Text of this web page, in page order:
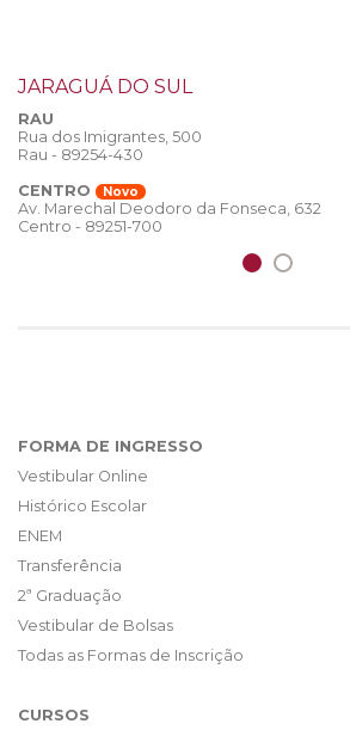
JARAGUÁ DO SUL
RAU
Rua dos Imigrantes, 500
Rau - 89254-430
CENTRO
Novo
Av. Marechal Deodoro da Fonseca, 632
Centro - 89251-700
FORMA DE INGRESSO
Vestibular Online
Histórico Escolar
ENEM
Transferência
2ª Graduação
Vestibular de Bolsas
Todas as Formas de Inscrição
CURSOS